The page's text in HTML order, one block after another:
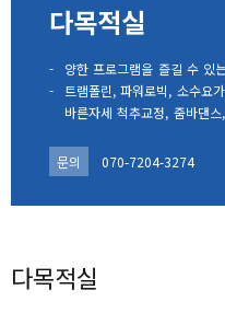
다목적실
-
양한 프로그램을 즐길 수 있
-
트램폴린, 파워로빅, 소수요
바른자세 척추교정, 줌바댄
문의 070-7204-3274
다목적실